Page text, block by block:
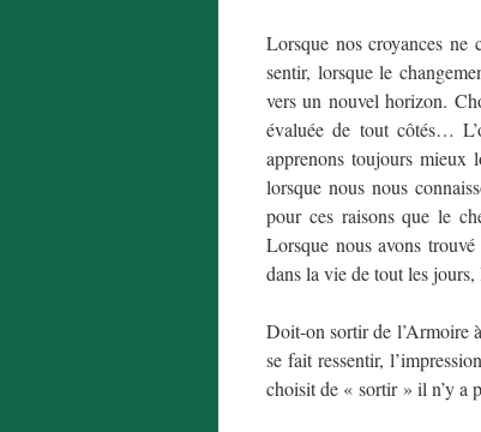
Lorsque nos croyances ne
sentir, lorsque le
vers un nouvel horizon.
évaluée de tout côtés…
apprenons toujours mieux
lorsque nous nous
pour ces raisons que le
Lorsque nous avons
dans la vie de tout les
Doit-on sortir de l’Armoire
se fait ressentir,
choisit de « sortir » il n’y a